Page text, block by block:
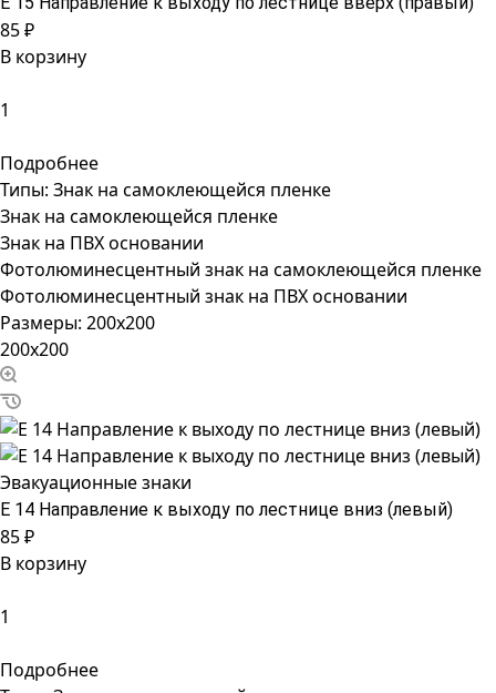
85 ₽
В корзину
Подробнее
Типы: Знак на самоклеющейся пленке
Знак на самоклеющейся пленке
Знак на ПВХ основании
Фотолюминесцентный знак на самоклеющейся пленке
Фотолюминесцентный знак на ПВХ основании
Размеры: 200x200
200x200
Эвакуационные знаки
Е 14 Направление к выходу по лестнице вниз (левый)
85 ₽
В корзину
Подробнее